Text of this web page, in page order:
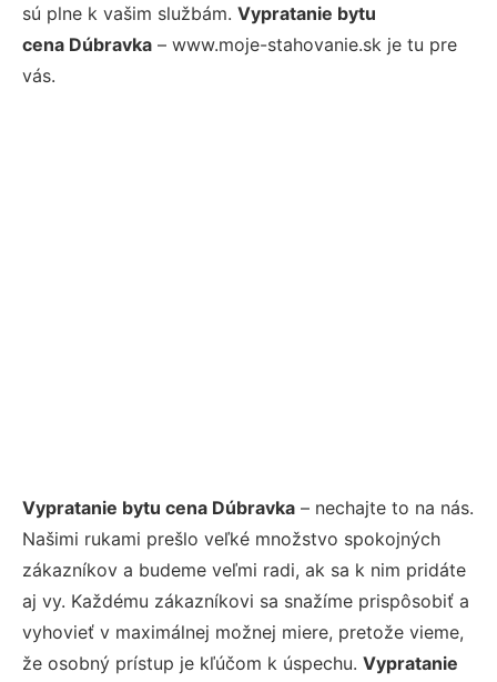
sú plne k vašim službám. Vypratanie bytu
cena Dúbravka – www.moje-stahovanie.sk je tu pre
vás.
Vypratanie bytu cena Dúbravka – nechajte to na nás.
Našimi rukami prešlo veľké množstvo spokojných
zákazníkov a budeme veľmi radi, ak sa k nim pridáte
aj vy. Každému zákazníkovi sa snažíme prispôsobiť a
vyhovieť v maximálnej možnej miere, pretože vieme,
že osobný prístup je kľúčom k úspechu. Vypratanie